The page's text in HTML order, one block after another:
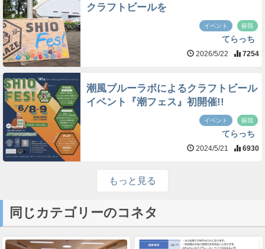
クラフトビールを
イベント 蘇我
てらっち
2026/5/22 7254
潮風ブルーラボによるクラフトビール
イベント『潮フェス』初開催!!
イベント 蘇我
てらっち
2024/5/21 6930
もっと見る
同じカテゴリーのコネタ